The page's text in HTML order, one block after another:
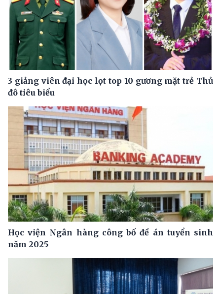
3 giảng viên đại học lọt top 10 gương mặt trẻ Thủ
đô tiêu biểu
Học viện Ngân hàng công bố đề án tuyển sinh
năm 2025